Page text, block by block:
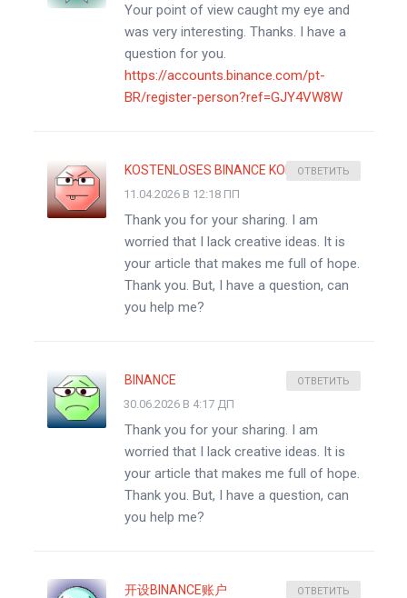
Your point of view caught my eye and
was very interesting. Thanks. I have a
question for you.
https://accounts.binance.com/pt-
BR/register-person?ref=GJY4VW8W
KOSTENLOSES BINANCE KONTO
11.04.2026 В 12:18 ПП
Thank you for your sharing. I am
worried that I lack creative ideas. It is
your article that makes me full of hope.
Thank you. But, I have a question, can
you help me?
ОТВЕТИТЬ
BINANCE
30.06.2026 В 4:17 ДП
Thank you for your sharing. I am
worried that I lack creative ideas. It is
your article that makes me full of hope.
Thank you. But, I have a question, can
you help me?
ОТВЕТИТЬ
开设BINANCE账户 ОТВЕТИТЬ